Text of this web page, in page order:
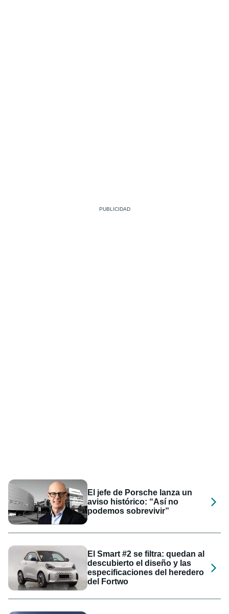
El jefe de Porsche lanza un
aviso histórico: “Así no
podemos sobrevivir”
El Smart #2 se filtra: quedan al
descubierto el diseño y las
especificaciones del heredero
del Fortwo